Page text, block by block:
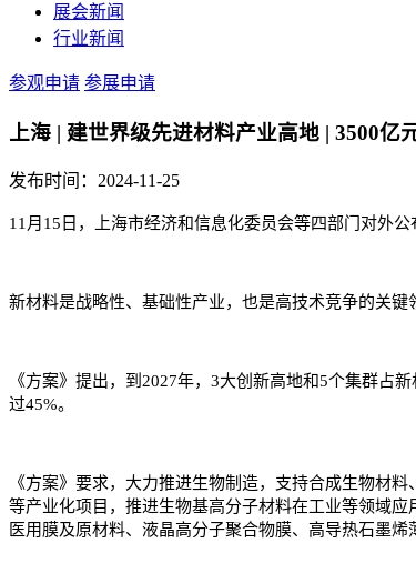
展会新闻
行业新闻
参观申请 参展申请
上海 | 建世界级先进材料产业高地 | 3500亿
发布时间：2024-11-25
11月15日，上海市经济和信息化委员会等四部门对外
新材料是战略性、基础性产业，也是高技术竞争的关
《方案》提出，到2027年，3大创新高地和5个集群占
过45%。
《方案》要求，大力推进生物制造，支持合成生物材
等产业化项目，推进生物基高分子材料在工业等领域
医用膜及原材料、液晶高分子聚合物膜、高导热石墨